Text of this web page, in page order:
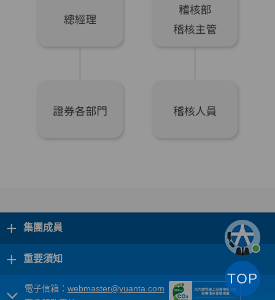
+ 集團成員
+ 重要須知
電子信箱： webmaster@yuanta.com
TOP